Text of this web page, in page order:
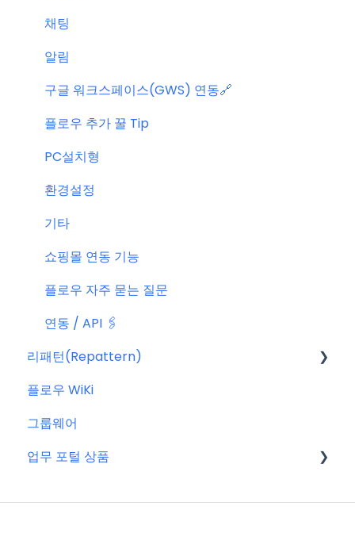
채팅
알림
구글 워크스페이스(GWS) 연동🔗
플로우 추가 꿀 Tip
PC설치형
환경설정
기타
쇼핑몰 연동 기능
플로우 자주 묻는 질문
연동 / API 🖇️
리패턴(Repattern)
리패턴(Repattern) (NEW)
리패턴 기본 AI 기능
플로우 WiKi
그룹웨어
업무 포털 상품